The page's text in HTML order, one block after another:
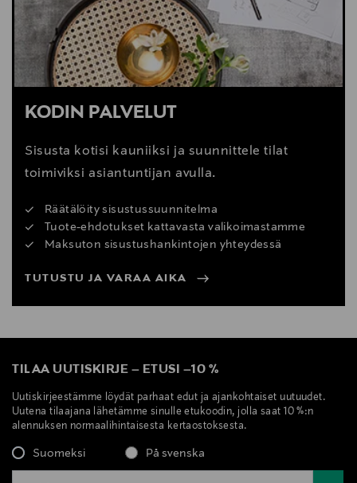
KODIN PALVELUT
Sisusta kotisi kauniiksi ja suunnittele tilat
toimiviksi asiantuntijan avulla.
Räätälöity sisustussuunnitelma
Tuote-ehdotukset kattavasta valikoimastamme
Maksuton sisustushankintojen yhteydessä
TUTUSTU JA VARAA AIKA
TILAA UUTISKIRJE – ETUSI –10 %
Uutiskirjeestämme löydät parhaat edut ja ajankohtaiset uutuudet.
Uutena tilaajana lähetämme sinulle etukoodin, jolla saat 10 %:n
alennuksen normaalihintaisesta kertaostoksesta.
Suomeksi På svenska